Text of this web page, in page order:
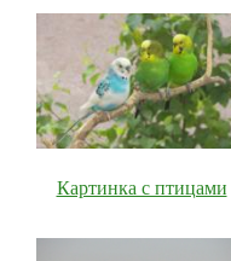
Картинка с птицами